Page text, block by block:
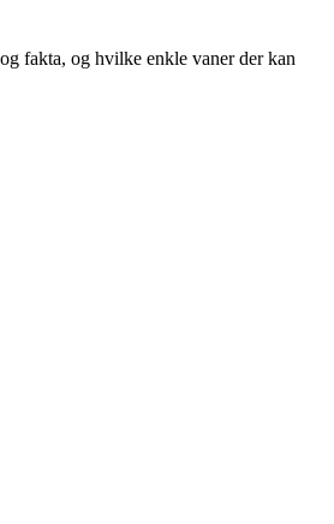
fakta, og hvilke enkle vaner der kan